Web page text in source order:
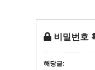
비밀번호
해당글: